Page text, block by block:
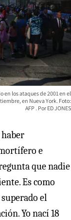
los ataques de 2001 en el
en Nueva York. Foto:
AFP
ED JONES
haber
e
que nadie
Es como
el
Yo nací 18